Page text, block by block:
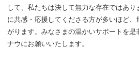
して、私たちは決して無力な存在ではあ
に共感・応援してくださる方が多いほど、
がります。みなさまの温かいサポートを是
ナウにお願いいたします。